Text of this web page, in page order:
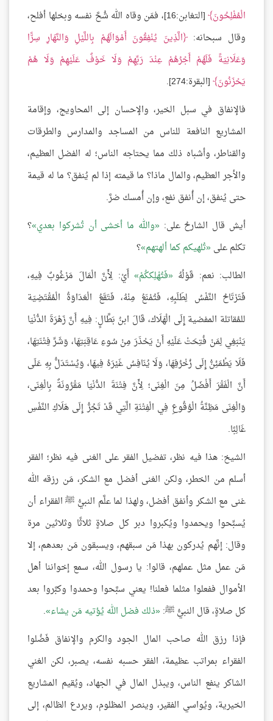
الْمُفْلِحُونَ
[التغابن:16]، فمَن وقاه الله شُحَّ نفسه وبخلها أفلح،
وقال سبحانه: الَّذِينَ يُنْفِقُونَ أَمْوَالَهُمْ بِاللَّيْلِ وَالنَّهَارِ سِرًّا
وَعَلَانِيَةً فَلَهُمْ أَجْرُهُمْ عِنْدَ رَبِّهِمْ وَلَا خَوْفٌ عَلَيْهِمْ وَلَا هُمْ
يَحْزَنُونَ [البقرة:274].
فالإنفاق في سبل الخير، والإحسان إلى المحاويج، وإقامة
المشاريع النافعة للناس من المساجد والمدارس والطرقات
والقناطر، وأشباه ذلك مما يحتاجه الناس؛ له الفضل العظيم،
والأجر العظيم، والمال ماذا؟ ما قيمته إذا لم يُنفق؟ ما له قيمة
حتى يُنفق، إن أُنفق نفع، وإن أُمسك ضرَّ.
أيش قال الشارحُ على: والله ما أخشى أن تُشركوا بعدي ؟
تكلم على تُلهيكم كما ألهتهم ؟
الطالب: نعم: قَوْلُهُ فَتُهْلِككُمْ
أَيْ: لِأَنَّ الْمَالَ مَرْغُوبٌ فِيهِ،
فَتَرْتَاحُ النَّفْسُ لِطَلَبِهِ، فَتُمْنَعُ مِنْهُ، فَتَقَعُ الْعَدَاوَةُ الْمُقْتَضِيَة
للمُقاتلة المفضية إِلَى الْهَلَاك، قَالَ ابنُ بَطَّالٍ: فِيهِ أَنَّ زَهْرَةَ الدُّنْيَا
يَنْبَغِي لِمَنْ فُتِحَتْ عَلَيْهِ أَنْ يَحْذَرَ مِنْ سُوءِ عَاقِبَتِهَا، وَشَرِّ فِتْنَتِهَا،
فَلَا يَطْمَئِنُّ إِلَى زُخْرُفِهَا، وَلَا يُنَافِسُ غَيْرَهُ فِيهَا، وَيُسْتَدَلُّ بِهِ عَلَى
أَنَّ الْفَقْرَ أَفْضَلُ مِنَ الْغِنَى؛ لِأَنَّ فِتْنَةَ الدُّنْيَا مَقْرُونَةٌ بِالْغِنَى،
وَالْغِنَى مَظِنَّةُ الْوُقُوعِ فِي الْفِتْنَةِ الَّتِي قَدْ تَجُرُّ إِلَى هَلَاكِ النَّفْسِ
غَالِبًا.
الشيخ: هذا فيه نظر، تفضيل الفقر على الغنى فيه نظر؛ الفقر
أسلم من الخطر، ولكن الغنى أفضل مع الشكر، مَن رزقه الله
غنى مع الشكر وأنفق أفضل، ولهذا لما علَّم النبيُّ ﷺ الفقراء أن
يُسبِّحوا ويحمدوا ويُكبروا دبر كل صلاةٍ ثلاثًا وثلاثين مرة
وقال: إنَّهم يُدركون بهذا مَن سبقهم، ويسبقون مَن بعدهم، إلا
مَن عمل مثل عملهم، قالوا: يا رسول الله، سمع إخواننا أهل
الأموال ففعلوا مثلما فعلنا! يعني سبَّحوا وحمدوا وكبَّروا بعد
كل صلاةٍ، قال النبيُّ ﷺ: ذلك فضل الله يُؤتيه مَن يشاء .
فإذا رزق الله صاحب المال الجود والكرم والإنفاق فَضُلوا
الفقراء بمراتب عظيمة، الفقر حسبه نفسه، يصبر، لكن الغني
الشاكر ينفع الناس، ويبذل المال في الجهاد، ويُقيم المشاريع
الخيرية، ويُواسي الفقير، وينصر المظلوم، ويردع الظالم، إلى